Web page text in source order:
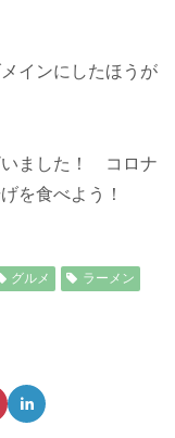
インにしたほうが
いました！ コロナ
を食べよう！
グルメ
ラーメン